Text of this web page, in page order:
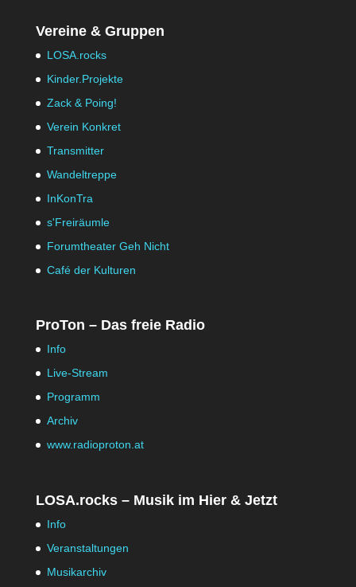
Vereine & Gruppen
LOSA.rocks
Kinder.Projekte
Zack & Poing!
Verein Konkret
Transmitter
Wandeltreppe
InKonTra
s'Freiräumle
Forumtheater Geh Nicht
Café der Kulturen
ProTon – Das freie Radio
Info
Live-Stream
Programm
Archiv
www.radioproton.at
LOSA.rocks – Musik im Hier & Jetzt
Info
Veranstaltungen
Musikarchiv